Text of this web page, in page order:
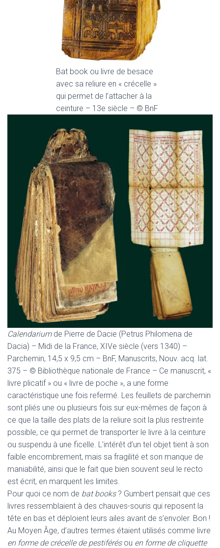
Bat book ou livre de besace
avec sa reliure en « crécelle »
qui permet de l’attacher à la
ceinture – 13e siècle – © BnF
Calendariumde Pierre de Dacie (Petrus Philomena de
Dacia) – Midi de la France, XIVe siècle (vers 1340) –
Parchemin, 14,5 x 9,5 cm – BnF, Manuscrits, Nouv. acq. lat.
375 – © Bibliothèque nationale de France – Ce manuscrit, «
livre plicatif » ou « livre de poche », a une forme
caractéristique une fois refermé. Les feuillets de parchemin
sont pliés une ou plusieurs fois sur eux-mêmes de façon à
ce que la taille des plats de la reliure soit la plus restreinte
possible, ce qui permet de transporter le livre à la ceinture
ou suspendu à une ficelle. L’intérêt d’un tel objet tient à son
faible encombrement, mais sa fragilité et son manque de
maniabilité, ainsi que le fait que bien souvent seul le recto
est écrit, en marquent les limites.
Pour quoi ce nom de bat books? Gumbert pensait que ces
livres ressemblaient à des chauves-souris qui reposent la
tête en bas et déploient leurs ailes avant de s’envoler. Bon !
Au Moyen Âge, d’autres termes étaient utilisés comme livre
en forme de crécelle de pestiférésou en forme de cliquette